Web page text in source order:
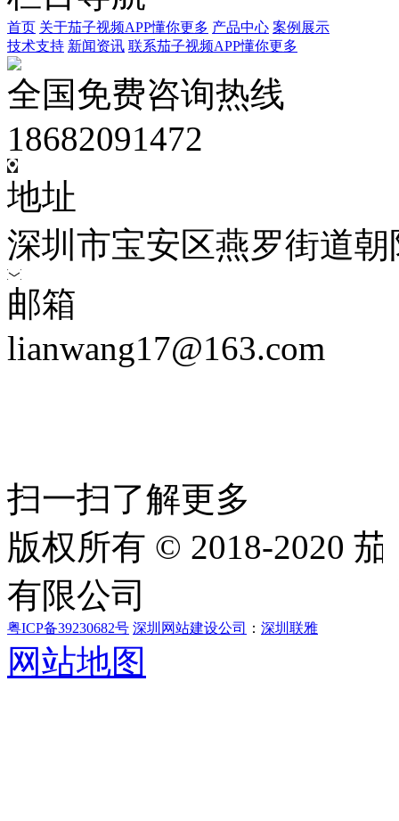
首页 关于茄子视频APP懂你更多 产品中心 案例展示
技术支持 新闻资讯 联系茄子视频APP懂你更多
全国免费咨询热线
18682091472
地址
深圳市宝安区燕罗街道
邮箱
lianwang17@163.com
扫一扫了解更多
版权所有 © 2018-2020
有限公司
粤ICP备39230682号 深圳网站建设公司 ： 深圳联雅
网站地图